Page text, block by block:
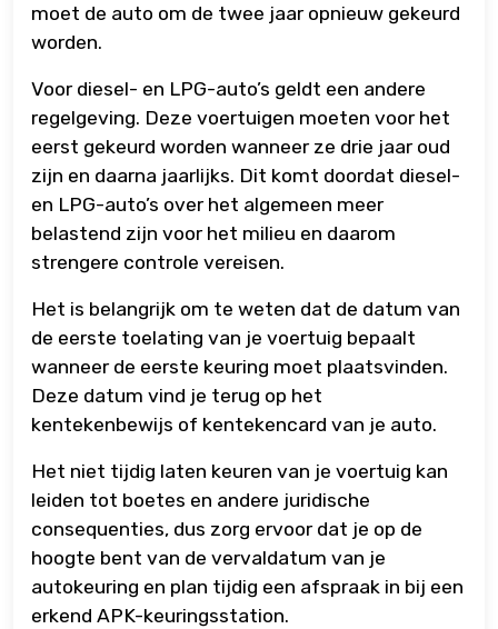
moet de auto om de twee jaar opnieuw gekeurd
worden.
Voor diesel- en LPG-auto’s geldt een andere
regelgeving. Deze voertuigen moeten voor het
eerst gekeurd worden wanneer ze drie jaar oud
zijn en daarna jaarlijks. Dit komt doordat diesel-
en LPG-auto’s over het algemeen meer
belastend zijn voor het milieu en daarom
strengere controle vereisen.
Het is belangrijk om te weten dat de datum van
de eerste toelating van je voertuig bepaalt
wanneer de eerste keuring moet plaatsvinden.
Deze datum vind je terug op het
kentekenbewijs of kentekencard van je auto.
Het niet tijdig laten keuren van je voertuig kan
leiden tot boetes en andere juridische
consequenties, dus zorg ervoor dat je op de
hoogte bent van de vervaldatum van je
autokeuring en plan tijdig een afspraak in bij een
erkend APK-keuringsstation.